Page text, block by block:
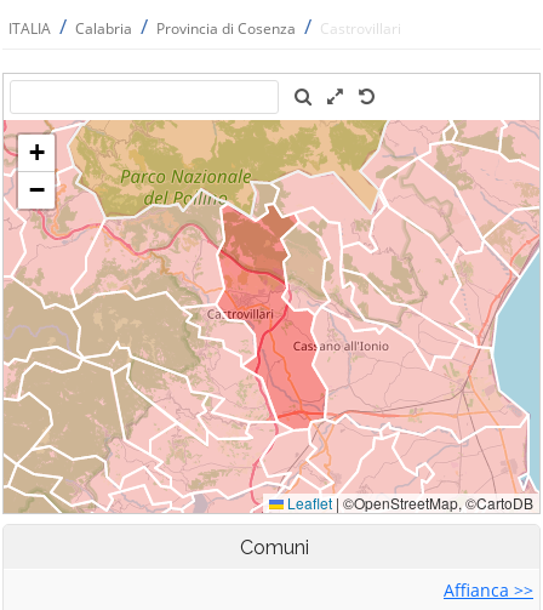
ITALIA / Calabria / Provincia di Cosenza / Castrovillari
Comuni
Affianca >>